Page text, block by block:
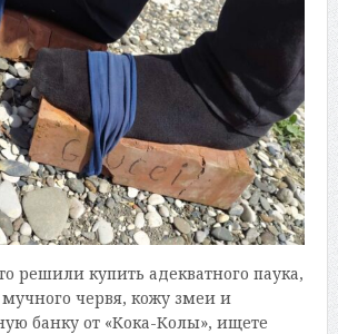
решили купить адекватного паука,
червя, кожу змеи и
банку от «Кока-Колы», ищете